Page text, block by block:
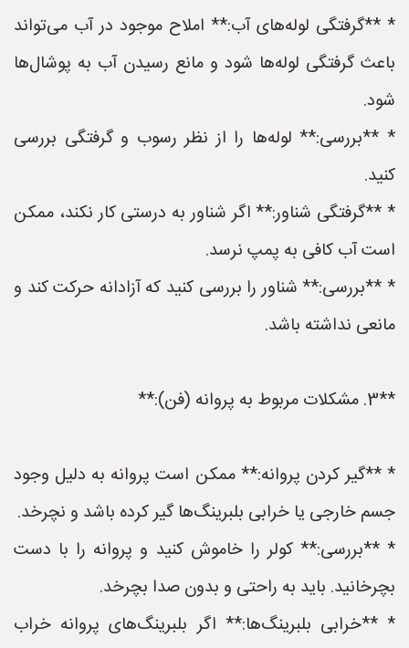
* **گرفتگی لوله‌های آب:** املاح موجود در آب می‌تواند
باعث گرفتگی لوله‌ها شود و مانع رسیدن آب به پوشال‌ها
شود.
* **بررسی:** لوله‌ها را از نظر رسوب و گرفتگی بررسی
کنید.
* **گرفتگی شناور:** اگر شناور به درستی کار نکند، ممکن
است آب کافی به پمپ نرسد.
* **بررسی:** شناور را بررسی کنید که آزادانه حرکت کند و
مانعی نداشته باشد.
**3. مشکلات مربوط به پروانه (فن):**
* **گیر کردن پروانه:** ممکن است پروانه به دلیل وجود
جسم خارجی یا خرابی بلبرینگ‌ها گیر کرده باشد و نچرخد.
* **بررسی:** کولر را خاموش کنید و پروانه را با دست
بچرخانید. باید به راحتی و بدون صدا بچرخد.
* **خرابی بلبرینگ‌ها:** اگر بلبرینگ‌های پروانه خراب